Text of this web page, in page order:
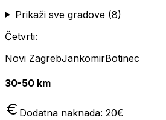
Prikaži sve gradove (8)
Četvrti:
Novi ZagrebJankomirBotinec
30-50 km
Dodatna naknada: 20€